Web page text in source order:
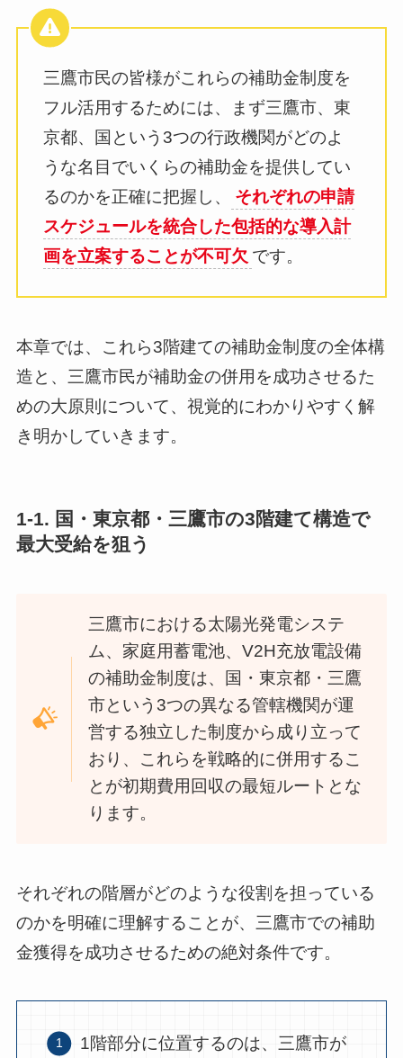
三鷹市民の皆様がこれらの補助金制度を
フル活用するためには、まず三鷹市、東
京都、国という3つの行政機関がどのよ
うな名目でいくらの補助金を提供してい
るのかを正確に把握し、
それぞれの申請
スケジュールを統合した包括的な導入計
画を立案することが不可欠 です。
本章では、これら3階建ての補助金制度の全体構
造と、三鷹市民が補助金の併用を成功させるた
めの大原則について、視覚的にわかりやすく解
き明かしていきます。
1-1. 国・東京都・三鷹市の3階建て構造で
最大受給を狙う
三鷹市における太陽光発電システ
ム、家庭用蓄電池、V2H充放電設備
の補助金制度は、国・東京都・三鷹
市という3つの異なる管轄機関が運
営する独立した制度から成り立って
おり、これらを戦略的に併用するこ
とが初期費用回収の最短ルートとな
ります。
それぞれの階層がどのような役割を担っている
のかを明確に理解することが、三鷹市での補助
金獲得を成功させるための絶対条件です。
1階部分に位置するのは、三鷹市が